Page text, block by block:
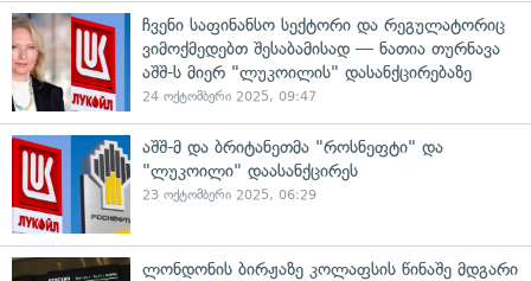
ჩვენი საფინანსო სექტორი და რეგულატორიც
ვიმოქმედებთ შესაბამისად — ნათია თურნავა
აშშ-ს მიერ "ლუკოილის" დასანქცირებაზე
24 ოქტომბერი 2025, 09:47
აშშ-მ და ბრიტანეთმა "როსნეფტი" და
"ლუკოილი" დაასანქცირეს
23 ოქტომბერი 2025, 06:29
ლონდონის ბირჟაზე კოლაფსის წინაშე მდგარი